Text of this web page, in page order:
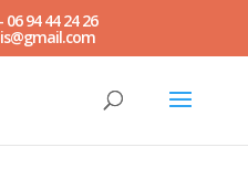
06 94 44 24 26